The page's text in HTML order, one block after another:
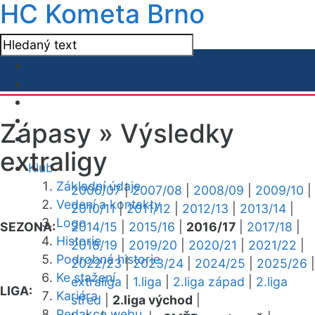
HC Kometa Brno
Klub
Základní údaje
Vedení a kontakty
Logo
Historie
Podrobná historie
Ke stažení
Kariéra
Zápasy » Výsledky
extraligy
SEZONA:
2006/07|2007/08 2008/09 2009/10
2010/11|2011/12 2012/13 2013/14
2014/15
2015/16 2016/17 2017/18
2018/19
2019/20 2020/21 2021/22
2022/23|2023/24 2024/25 2025/26
LIGA:
extraliga 1.liga 2.liga západ
2.liga
střed
2.liga východ